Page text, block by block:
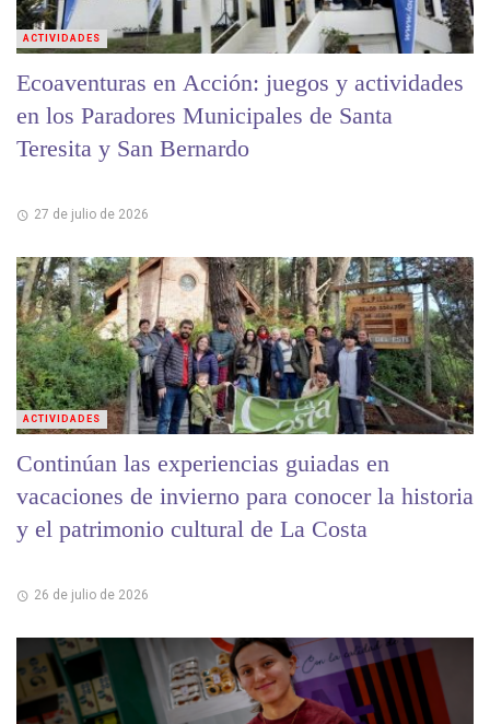
Ecoaventuras en Acción: juegos y actividades
en los Paradores Municipales de Santa
Teresita y San Bernardo
27 de julio de 2026
ACTIVIDADES
Continúan las experiencias guiadas en
vacaciones de invierno para conocer la historia
y el patrimonio cultural de La Costa
26 de julio de 2026
ACTIVIDADES